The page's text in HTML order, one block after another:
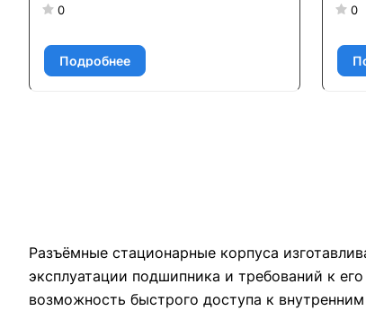
0
Подробнее
0
Разъёмные стационарные корпуса
эксплуатации подшипника и требований к
возможность быстрого доступа к